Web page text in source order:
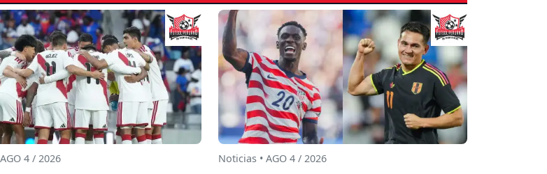
4 / 2026 Noticias • AGO 4 / 2026